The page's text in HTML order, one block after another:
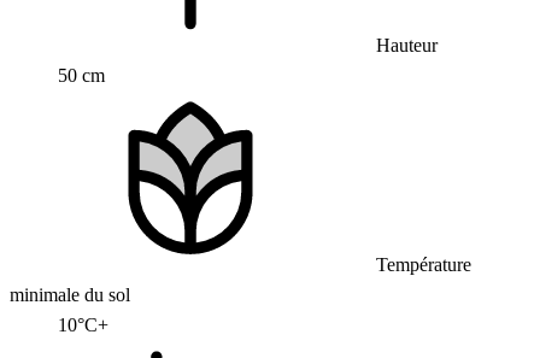
Hauteur
50 cm
Température
minimale du sol
10°C+